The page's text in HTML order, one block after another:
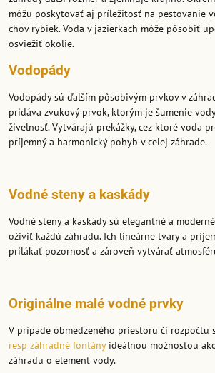
môžu poskytovať aj príležitosť na pestovanie
chov rybiek. Voda v jazierkach môže pôsobiť
osviežiť okolie.
Vodopády
Vodopády sú ďalším pôsobivým prvkov v
pridáva zvukový prvok, ktorým je šumenie
živelnosť. Vytvárajú prekážky, cez ktoré voda
príjemný a harmonický pohyb v celej záhrade.
Vodné steny a kaskády
Vodné steny a kaskády sú elegantné a
oživiť každú záhradu. Ich lineárne tvary a
prilákať pozornosť a zároveň vytvárať
Originálne malé vodné prvky
V prípade obmedzeného priestoru či rozpočtu
resp záhradné fontány ideálnou možnosťou
záhradu o element vody.